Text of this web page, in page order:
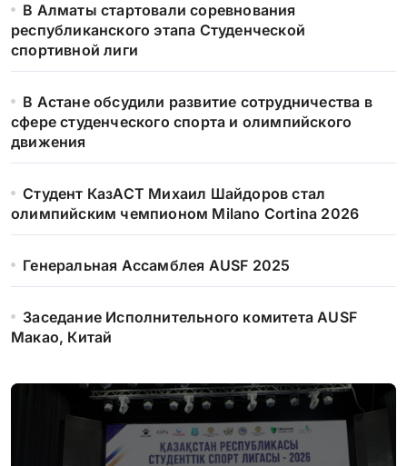
В Алматы стартовали соревнования
республиканского этапа Студенческой
спортивной лиги
В Астане обсудили развитие сотрудничества в
сфере студенческого спорта и олимпийского
движения
Студент КазАСТ Михаил Шайдоров стал
олимпийским чемпионом Milano Cortina 2026
Генеральная Ассамблея AUSF 2025
Заседание Исполнительного комитета AUSF
Макао, Китай